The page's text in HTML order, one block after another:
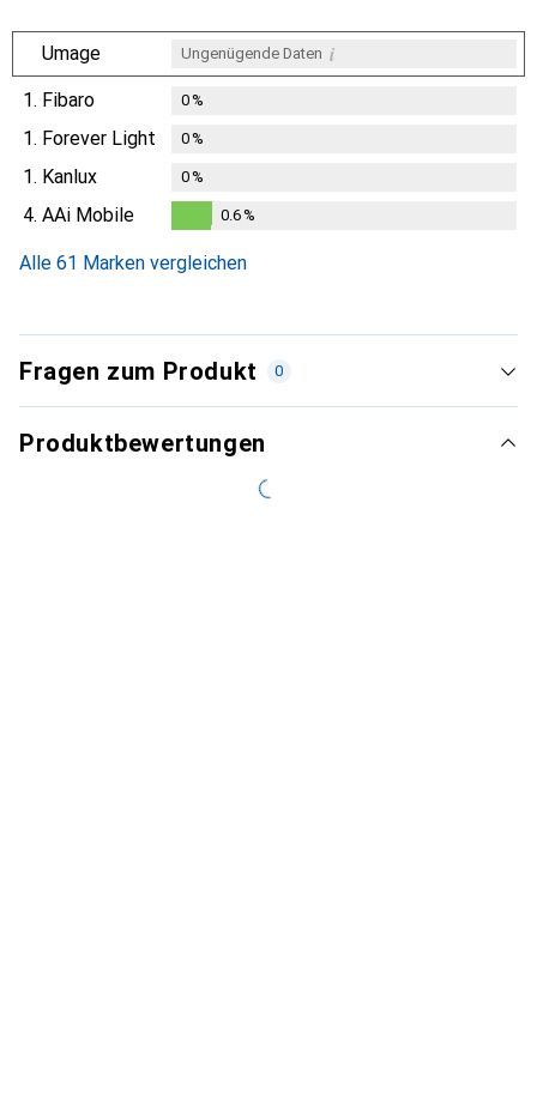
Umage Ungenügende Daten i
1. Fibaro 0%
1. Forever Light 0%
1. Kanlux 0%
4. AAi Mobile 0.6%
Alle 61 Marken vergleichen
Fragen zum Produkt 0
Produktbewertungen